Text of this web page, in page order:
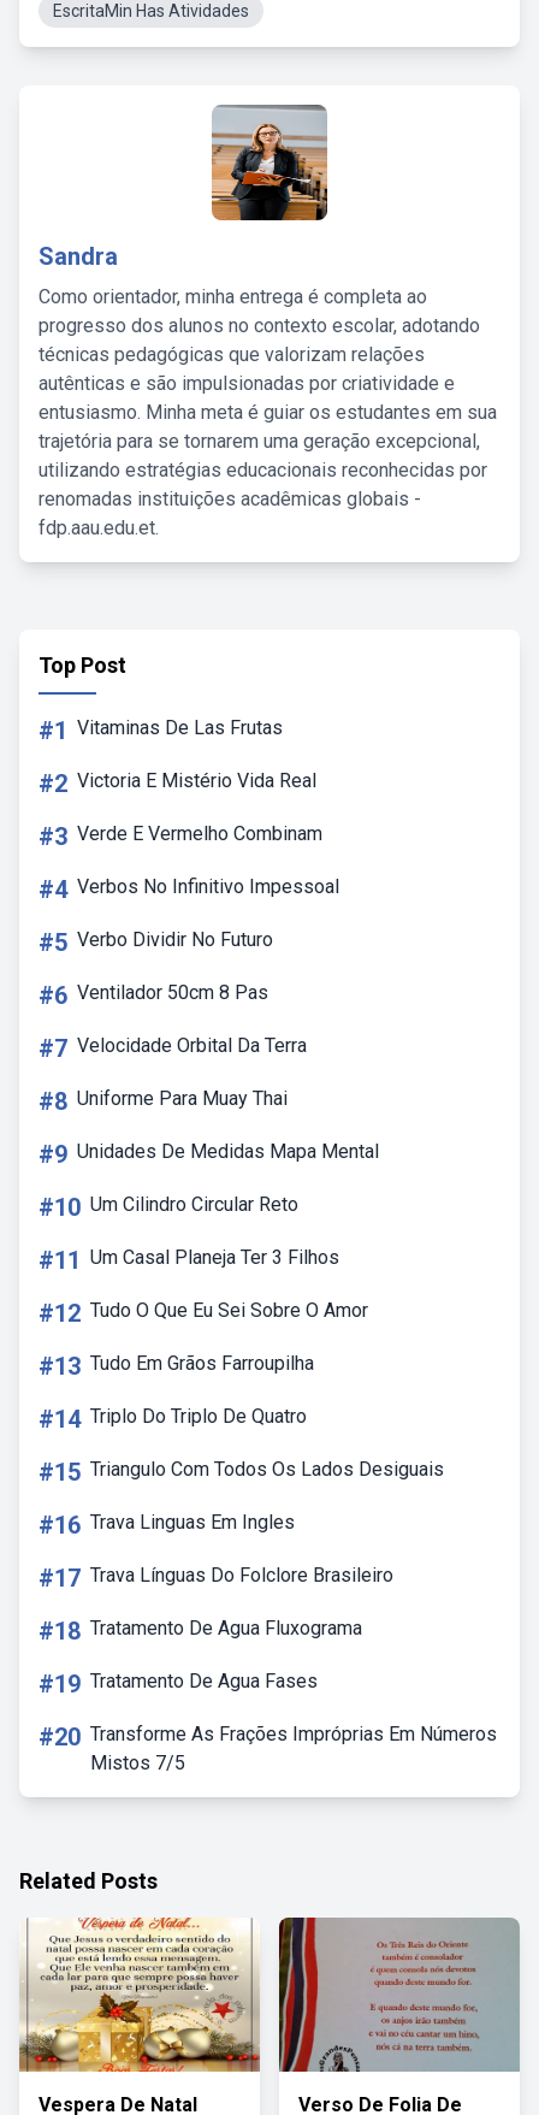
EscritaMin Has Atividades
Sandra
Como orientador, minha entrega é completa ao
progresso dos alunos no contexto escolar, adotando
técnicas pedagógicas que valorizam relações
autênticas e são impulsionadas por criatividade e
entusiasmo. Minha meta é guiar os estudantes em sua
trajetória para se tornarem uma geração excepcional,
utilizando estratégias educacionais reconhecidas por
renomadas instituições acadêmicas globais -
fdp.aau.edu.et.
Top Post
#1 Vitaminas De Las Frutas
#2 Victoria E Mistério Vida Real
#3 Verde E Vermelho Combinam
#4 Verbos No Infinitivo Impessoal
#5 Verbo Dividir No Futuro
#6 Ventilador 50cm 8 Pas
#7 Velocidade Orbital Da Terra
#8 Uniforme Para Muay Thai
#9 Unidades De Medidas Mapa Mental
#10 Um Cilindro Circular Reto
#11 Um Casal Planeja Ter 3 Filhos
#12 Tudo O Que Eu Sei Sobre O Amor
#13 Tudo Em Grãos Farroupilha
#14 Triplo Do Triplo De Quatro
#15 Triangulo Com Todos Os Lados Desiguais
#16 Trava Linguas Em Ingles
#17 Trava Línguas Do Folclore Brasileiro
#18 Tratamento De Agua Fluxograma
#19 Tratamento De Agua Fases
#20 Transforme As Frações Impróprias Em Números
Mistos 7/5
Related Posts
Vespera De Natal Verso De Folia De